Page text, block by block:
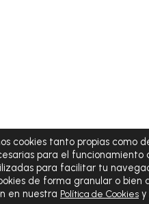
cookies tanto propias como
para el
para facilitar tu
de forma granular o
en nuestra Política de Cookies y